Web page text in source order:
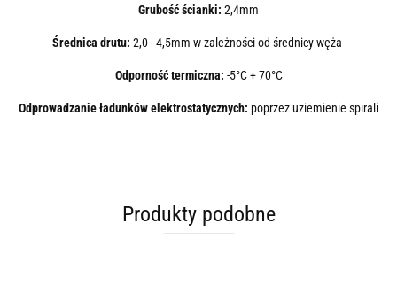
Grubość ścianki: 2,4mm
Średnica drutu: 2,0 - 4,5mm w zależności od średnicy węża
Odporność termiczna: -5°C + 70°C
Odprowadzanie ładunków elektrostatycznych: poprzez uziemienie spirali
Produkty podobne